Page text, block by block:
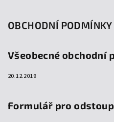
OBCHODNÍ PODMÍNKY
Všeobecné obchodní
20.12.2019
Formulář pro